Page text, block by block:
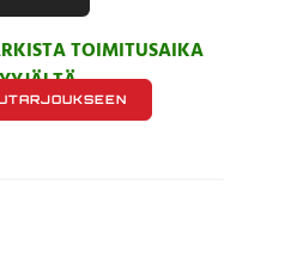
TOIMITUSAIKA